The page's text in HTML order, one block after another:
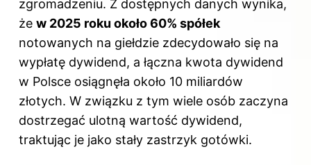
zgromadzeniu. Z dostępnych danych wynika,
że w 2025 roku około 60% spółek
notowanych na giełdzie zdecydowało się na
wypłatę dywidend, a łączna kwota dywidend
w Polsce osiągnęła około 10 miliardów
złotych. W związku z tym wiele osób zaczyna
dostrzegać ulotną wartość dywidend,
traktując je jako stały zastrzyk gotówki.